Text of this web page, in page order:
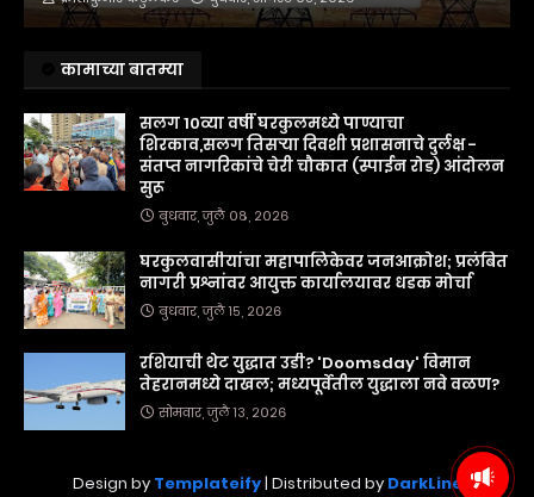
कामाच्या बातम्या
सलग 10व्या वर्षी घरकुलमध्ये पाण्याचा
शिरकाव,सलग तिसऱ्या दिवशी प्रशासनाचे दुर्लक्ष -
संतप्त नागरिकांचे चेरी चौकात (स्पाईन रोड) आंदोलन
सुरू
बुधवार, जुलै ०८, २०२६
घरकुलवासीयांचा महापालिकेवर जनआक्रोश; प्रलंबित
नागरी प्रश्नांवर आयुक्त कार्यालयावर धडक मोर्चा
बुधवार, जुलै १५, २०२६
रशियाची थेट युद्धात उडी? 'Doomsday' विमान
तेहरानमध्ये दाखल; मध्यपूर्वेतील युद्धाला नवे वळण?
सोमवार, जुलै १३, २०२६
Design by Templateify| Distributed by DarkLine